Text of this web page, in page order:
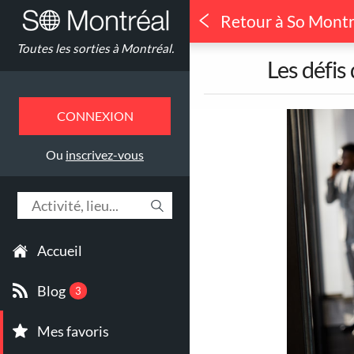
Toutes les sorties à Montréal.
CONNEXION
Ou inscrivez-vous
Accueil
Blog 3
Mes favoris
Quoi faire à
Toutes les sorties
Retour à So
Les